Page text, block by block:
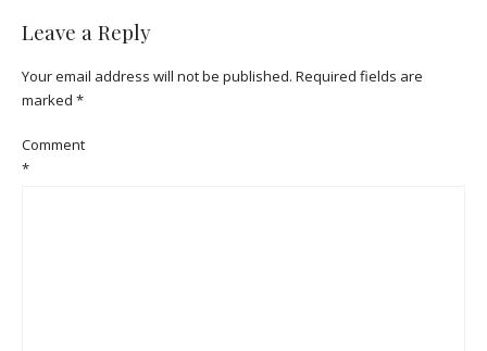
Leave a Reply
Your email address will not be published. Required fields are
marked *
Comment
*